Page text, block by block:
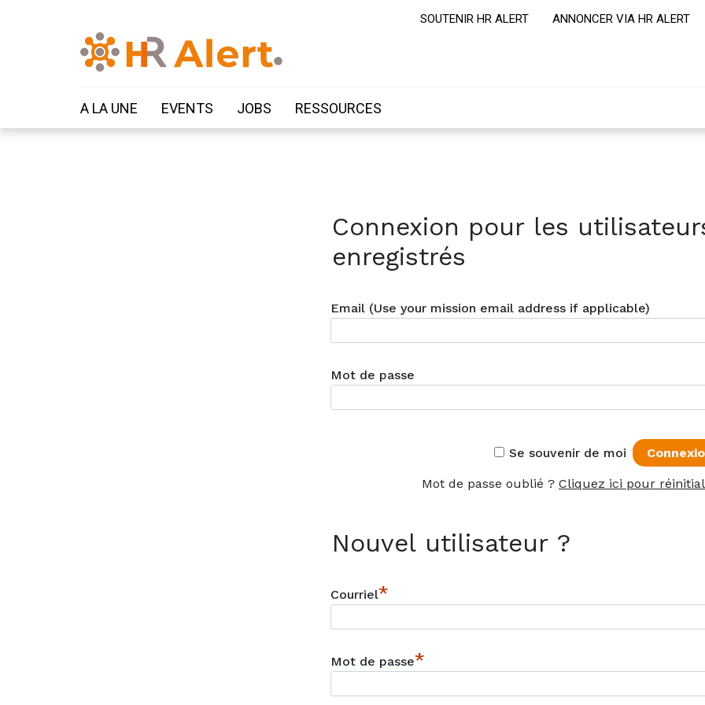
SOUTENIR HR ALERT ANNONCER VIA HR ALERT
A LA UNE EVENTS JOBS RESSOURCES
Connexion pour les
enregistrés
Email (Use your mission email address if applicable)
Mot de passe
Se souvenir de moi
Mot de passe oublié ? Cliquez ici pour
Nouvel utilisateur ?
Courriel*
Mot de passe*